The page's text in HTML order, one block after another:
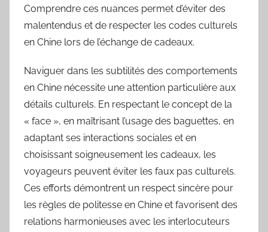
Comprendre ces nuances permet d’éviter des
malentendus et de respecter les codes culturels
en Chine lors de l’échange de cadeaux.
Naviguer dans les subtilités des comportements
en Chine nécessite une attention particulière aux
détails culturels. En respectant le concept de la
« face », en maîtrisant l’usage des baguettes, en
adaptant ses interactions sociales et en
choisissant soigneusement les cadeaux, les
voyageurs peuvent éviter les faux pas culturels.
Ces efforts démontrent un respect sincère pour
les règles de politesse en Chine et favorisent des
relations harmonieuses avec les interlocuteurs